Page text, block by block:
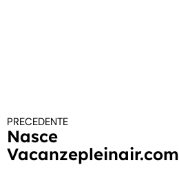
Continua a leggere
PRECEDENTE
Nasce
Vacanzepleinair.com